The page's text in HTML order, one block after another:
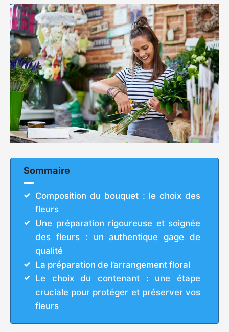
Sommaire
Composition du bouquet : le choix des
fleurs
Une préparation rigoureuse et soignée
des fleurs : un authentique gage de
qualité
La préparation de l’arrangement floral
Le choix du contenant : une étape
cruciale pour protéger et préserver vos
fleurs